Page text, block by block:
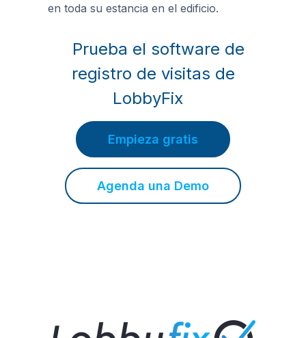
en toda su estancia en el edificio.
Prueba el software de
registro de visitas de
LobbyFix
Empieza gratis
Agenda una Demo